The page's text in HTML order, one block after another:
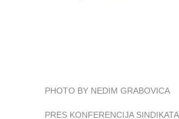
PHOTO BY NEDIM GRABOVICA
PRES KONFERENCIJA SINDIKATA